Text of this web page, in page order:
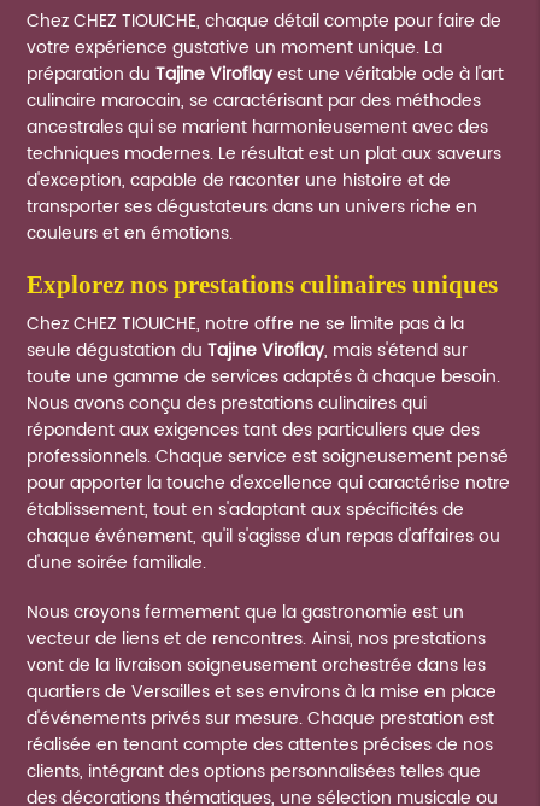
Chez CHEZ TIOUICHE, chaque détail compte pour faire de
votre expérience gustative un moment unique. La
préparation duTajine Viroflayest une véritable ode à l'art
culinaire marocain, se caractérisant par des méthodes
ancestrales qui se marient harmonieusement avec des
techniques modernes. Le résultat est un plat aux saveurs
d'exception, capable de raconter une histoire et de
transporter ses dégustateurs dans un univers riche en
couleurs et en émotions.
explorez nos prestations culinaires uniques
Chez CHEZ TIOUICHE, notre offre ne se limite pas à la
seule dégustation duTajine Viroflay, mais s'étend sur
toute une gamme de services adaptés à chaque besoin.
Nous avons conçu des prestations culinaires qui
répondent aux exigences tant des particuliers que des
professionnels. Chaque service est soigneusement pensé
pour apporter la touche d'excellence qui caractérise notre
établissement, tout en s'adaptant aux spécificités de
chaque événement, qu'il s'agisse d'un repas d'affaires ou
d'une soirée familiale.
Nous croyons fermement que la gastronomie est un
vecteur de liens et de rencontres. Ainsi, nos prestations
vont de la livraison soigneusement orchestrée dans les
quartiers de Versailles et ses environs à la mise en place
d'événements privés sur mesure. Chaque prestation est
réalisée en tenant compte des attentes précises de nos
clients, intégrant des options personnalisées telles que
des décorations thématiques, une sélection musicale ou